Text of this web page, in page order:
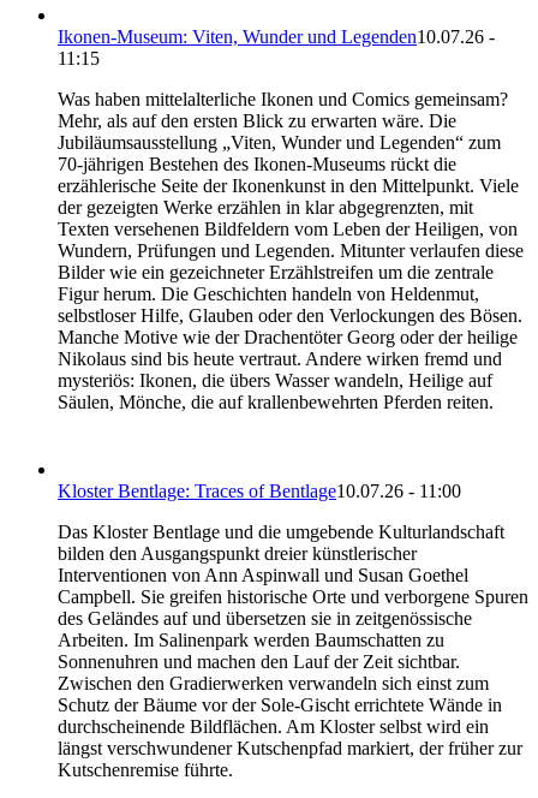
Ikonen-Museum: Viten, Wunder und Legenden10.07.26 -
11:15
Was haben mittelalterliche Ikonen und Comics gemeinsam?
Mehr, als auf den ersten Blick zu erwarten wäre. Die
Jubiläumsausstellung „Viten, Wunder und Legenden“ zum
70-jährigen Bestehen des Ikonen-Museums rückt die
erzählerische Seite der Ikonenkunst in den Mittelpunkt. Viele
der gezeigten Werke erzählen in klar abgegrenzten, mit
Texten versehenen Bildfeldern vom Leben der Heiligen, von
Wundern, Prüfungen und Legenden. Mitunter verlaufen diese
Bilder wie ein gezeichneter Erzählstreifen um die zentrale
Figur herum. Die Geschichten handeln von Heldenmut,
selbstloser Hilfe, Glauben oder den Verlockungen des Bösen.
Manche Motive wie der Drachentöter Georg oder der heilige
Nikolaus sind bis heute vertraut. Andere wirken fremd und
mysteriös: Ikonen, die übers Wasser wandeln, Heilige auf
Säulen, Mönche, die auf krallenbewehrten Pferden reiten.
Kloster Bentlage: Traces of Bentlage10.07.26 - 11:00
Das Kloster Bentlage und die umgebende Kulturlandschaft
bilden den Ausgangspunkt dreier künstlerischer
Interventionen von Ann Aspinwall und Susan Goethel
Campbell. Sie greifen historische Orte und verborgene Spuren
des Geländes auf und übersetzen sie in zeitgenössische
Arbeiten. Im Salinenpark werden Baumschatten zu
Sonnenuhren und machen den Lauf der Zeit sichtbar.
Zwischen den Gradierwerken verwandeln sich einst zum
Schutz der Bäume vor der Sole-Gischt errichtete Wände in
durchscheinende Bildflächen. Am Kloster selbst wird ein
längst verschwundener Kutschenpfad markiert, der früher zur
Kutschenremise führte.